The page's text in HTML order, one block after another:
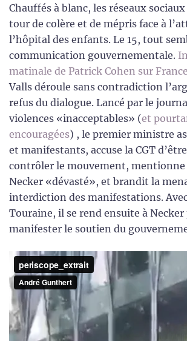
Chauffés à blanc, les réseaux
tour de colère et de mépris face à
l’hôpital des enfants. Le 15, tout
communication gouvernementale.
matinale de Patrick Cohen sur
Valls déroule sans contradiction
refus du dialogue. Lancé par le
violences «inacceptables» (et
encouragées) , le premier ministre
et manifestants, accuse la CGT
contrôler le mouvement,
Necker «dévasté», et brandit la
interdiction des manifestations.
Touraine, il se rend ensuite à Necker
manifester le soutien du